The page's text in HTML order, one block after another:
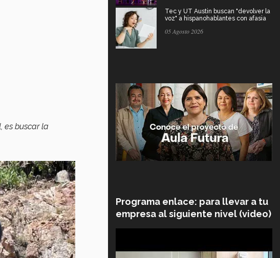
es buscar la
Tec y UT Austin buscan "devolver la
voz" a hispanohablantes con afasia
05 Agosto 2026
Programa enlace: para llevar a tu
empresa al siguiente nivel (video)